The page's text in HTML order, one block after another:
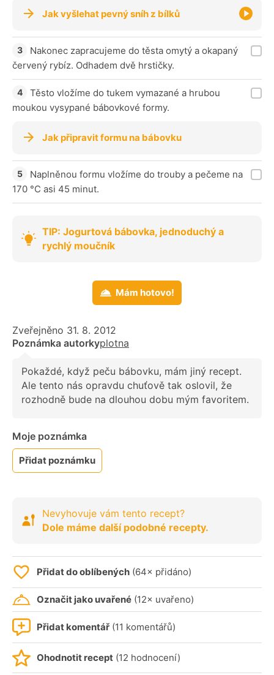
Jak vyšlehat pevný sníh z bílků
Nakonec zapracujeme do těsta omytý a okapaný
červený rybíz. Odhadem dvě hrstičky.
Těsto vložíme do tukem vymazané a hrubou
moukou vysypané bábovkové formy.
Jak připravit formu na bábovku
Naplněnou formu vložíme do trouby a pečeme na
170 °C asi 45 minut.
TIP: Jogurtová bábovka, jednoduchý a
rychlý moučník
Mám hotovo!
Zveřejněno 31. 8. 2012
Poznámka autorkyplotna
Pokaždé, když peču bábovku, mám jiný recept.
Ale tento nás opravdu chuťově tak oslovil, že
rozhodně bude na dlouhou dobu mým favoritem.
Moje poznámka
Přidat poznámku
Nevyhovuje vám tento recept?
Dole máme další podobné recepty.
Přidat do oblíbených (64× přidáno)
Označit jako uvařené (12× uvařeno)
Přidat komentář (11 komentářů)
Ohodnotit recept (12 hodnocení)